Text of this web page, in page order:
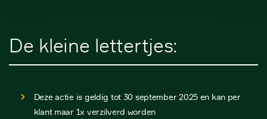
De kleine lettertjes:
Deze actie is geldig tot 30 september 2025 en kan per
klant maar 1x verzilverd worden